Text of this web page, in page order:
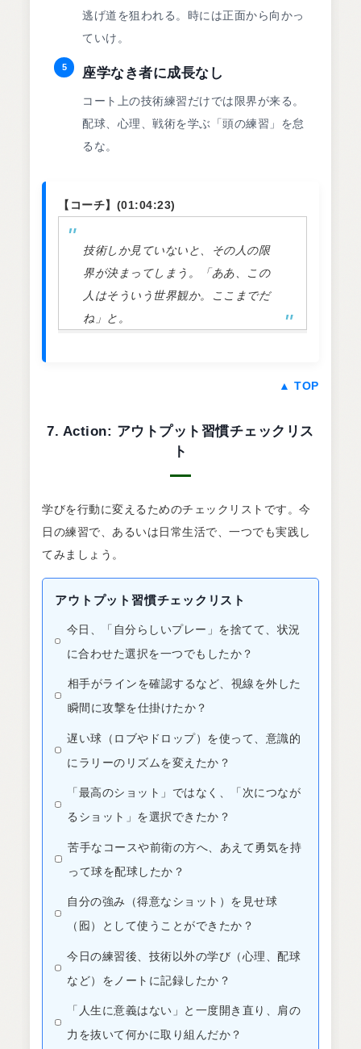
逃げ道を狙われる。時には正面から向かっ
ていけ。
5 座学なき者に成長なし
コート上の技術練習だけでは限界が来る。
配球、心理、戦術を学ぶ「頭の練習」を怠
るな。
【コーチ】(01:04:23)
技術しか見ていないと、その人の限
界が決まってしまう。「ああ、この
人はそういう世界観か。ここまでだ
ね」と。
▲ TOP
7. Action: アウトプット習慣チェックリス
ト
学びを行動に変えるためのチェックリストです。今
日の練習で、あるいは日常生活で、一つでも実践し
てみましょう。
アウトプット習慣チェックリスト
今日、「自分らしいプレー」を捨てて、状況
に合わせた選択を一つでもしたか？
相手がラインを確認するなど、視線を外した
瞬間に攻撃を仕掛けたか？
遅い球（ロブやドロップ）を使って、意識的
にラリーのリズムを変えたか？
「最高のショット」ではなく、「次につなが
るショット」を選択できたか？
苦手なコースや前衛の方へ、あえて勇気を持
って球を配球したか？
自分の強み（得意なショット）を見せ球
（囮）として使うことができたか？
今日の練習後、技術以外の学び（心理、配球
など）をノートに記録したか？
「人生に意義はない」と一度開き直り、肩の
力を抜いて何かに取り組んだか？